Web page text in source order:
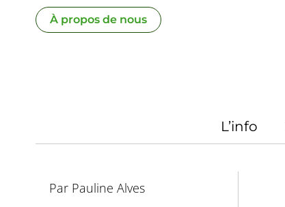
À propos de nous
L’info
Par Pauline Alves